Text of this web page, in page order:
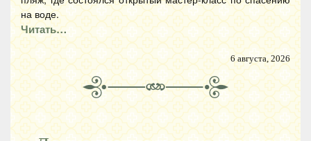
на воде.
Читать…
6 августа, 2026